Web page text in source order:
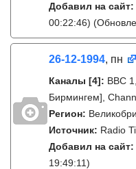
Добавил на сайт:
00:22:46)
26-12-1994, пн
Каналы [4]: BBC
Бирмингем],
Регион:
Источник: Radio
Добавил на сайт:
19:49:11)